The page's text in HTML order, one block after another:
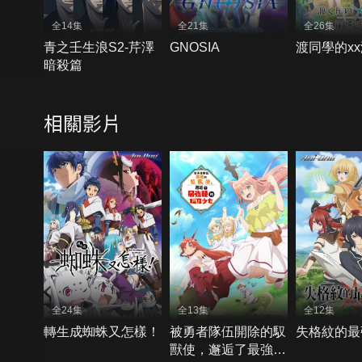
全14集
青之壬生浪S2-芹澤
暗殺篇
全21集
GNOSIA
全26集
渡同學的
相關影片
全24集
轉生成蜘蛛又怎樣！
全13集
被勇者隊伍開除的馭
獸使，邂逅了最強種
全12集
失格紋的